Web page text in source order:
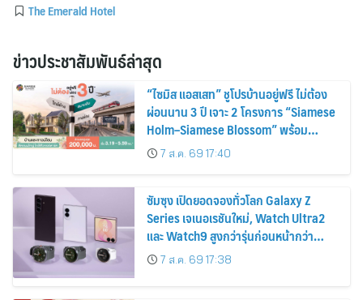
The Emerald Hotel
ข่าวประชาสัมพันธ์ล่าสุด
“ไซมิส แอสเสท” ชูโปรบ้านอยู่ฟรี ไม่ต้อง
ผ่อนนาน 3 ปี เจาะ 2 โครงการ “Siamese
Holm–Siamese Blossom” พร้อม
ส่วนลดและสิทธิพิเศษถึง 31 สิงหาคม
2569
7 ส.ค. 69 17:40
ซัมซุง เปิดยอดจองทั่วโลก Galaxy Z
Series เจเนอเรชันใหม่, Watch Ultra2
และ Watch9 สูงกว่ารุ่นก่อนหน้ากว่า
30%7 ส.ค. 69 17:38